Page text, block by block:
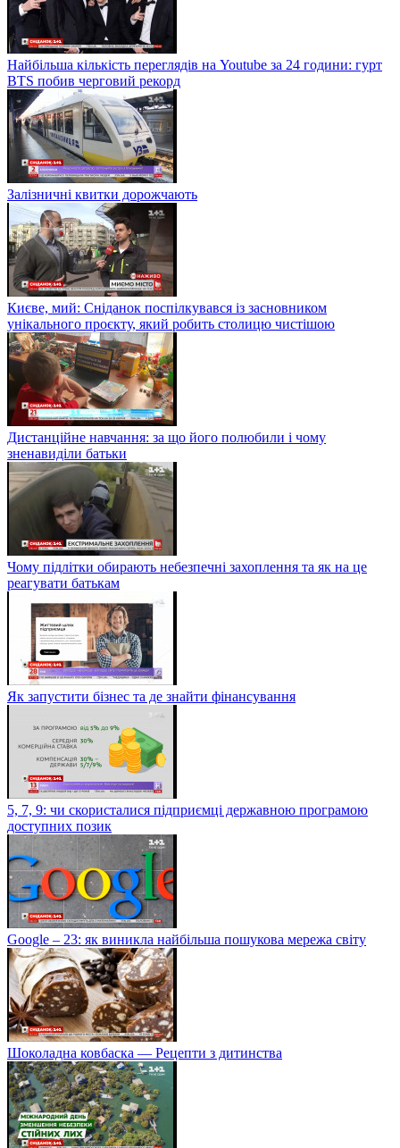
Найбільша кількість переглядів на Youtube за 24 години: гурт
BTS побив черговий рекорд
Залізничні квитки дорожчають
Києве, мий: Сніданок поспілкувався із засновником
унікального проєкту, який робить столицю чистішою
Дистанційне навчання: за що його полюбили і чому
зненавиділи батьки
Чому підлітки обирають небезпечні захоплення та як на це
реагувати батькам
Як запустити бізнес та де знайти фінансування
5, 7, 9: чи скористалися підприємці державною програмою
доступних позик
Google – 23: як виникла найбільша пошукова мережа світу
Шоколадна ковбаска — Рецепти з дитинства